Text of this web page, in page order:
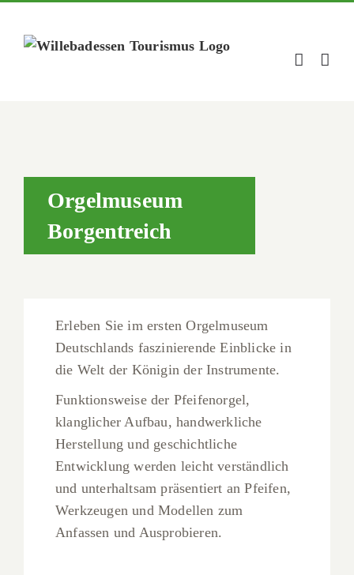
Inhalt
springen
Orgelmuseum
Borgentreich
Erleben Sie im ersten Orgelmuseum
Deutschlands faszinierende Einblicke in
die Welt der Königin der Instrumente.
Funktionsweise der Pfeifenorgel,
klanglicher Aufbau, handwerkliche
Herstellung und geschichtliche
Entwicklung werden leicht verständlich
und unterhaltsam präsentiert an Pfeifen,
Werkzeugen und Modellen zum
Anfassen und Ausprobieren.